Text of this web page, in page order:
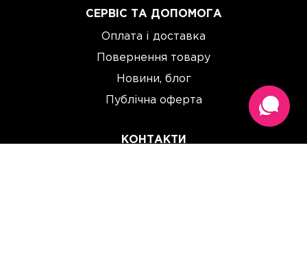
СЕРВІС ТА ДОПОМОГА
Оплата і доставка
Повернення товару
Новини, блог
Публічна оферта
КОНТАКТИ